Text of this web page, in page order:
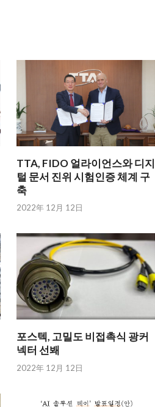
TTA, FIDO 얼라이언스와 디지
털 문서 진위 시험인증 체계 구
축
2022年 12月 12日
포스텍, 고밀도 비접촉식 광커
넥터 선봬
2022年 12月 12日